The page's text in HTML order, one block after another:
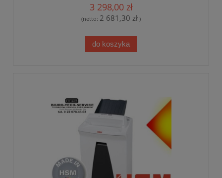
3 298,00 zł
(netto: 2 681,30 zł )
do koszyka